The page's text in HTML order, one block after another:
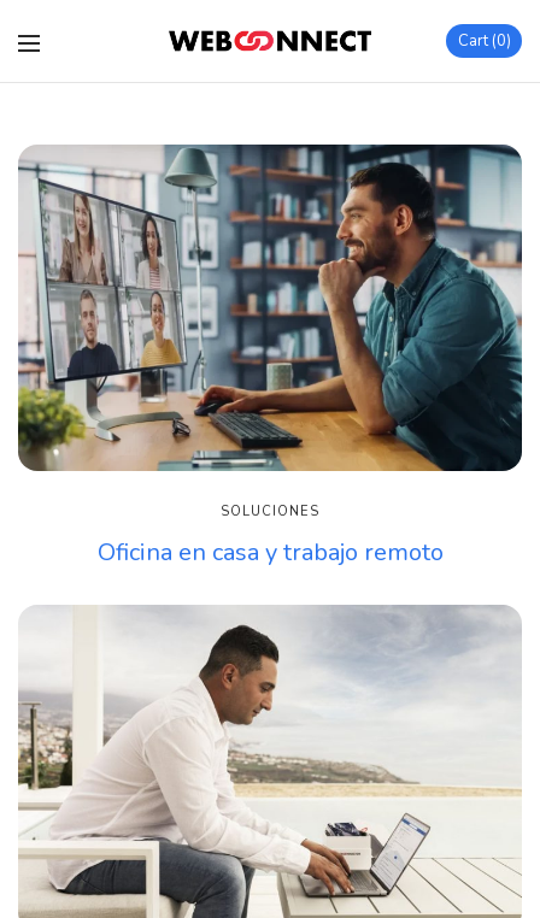
Cart 0
SOLUCIONES
Oficina en casa y trabajo remoto